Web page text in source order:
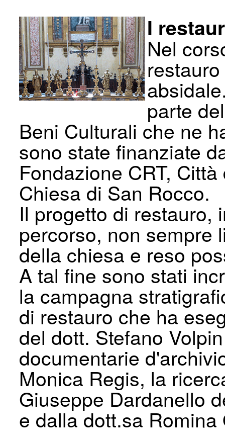
I
Nel
parte
Beni Culturali che ne
sono state finanziate
Fondazione CRT,
Chiesa di San Rocco.
Il progetto di restauro,
percorso, non sempre
della chiesa e reso
A tal fine sono stati
la campagna
di restauro che ha
del dott. Stefano
documentarie
Monica Regis, la
Giuseppe Dardanello
e dalla dott.sa Romina